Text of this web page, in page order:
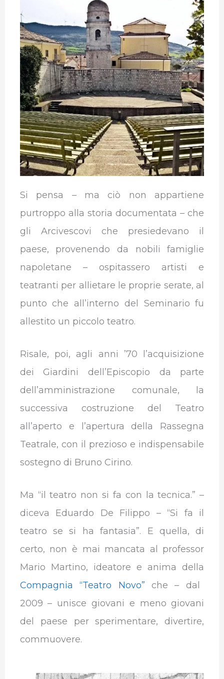
Si pensa – ma ciò non appartiene
purtroppo alla storia documentata – che
gli Arcivescovi che presiedevano il
paese, provenendo da nobili famiglie
napoletane – ospitassero artisti e
teatranti per allietare le proprie serate, al
punto che all’interno del Seminario fu
allestito un piccolo teatro.
Risale, poi, agli anni ’70 l’acquisizione
dei Giardini dell’Episcopio da parte
dell’amministrazione comunale, la
successiva costruzione del Teatro
all’aperto e l’apertura della Rassegna
Teatrale, con il prezioso e indispensabile
sostegno di Bruno Cirino.
Ma “il teatro non si fa con la tecnica.” –
diceva Eduardo De Filippo – “Si fa il
teatro se si ha fantasia”. E quella, di
certo, non è mai mancata al professor
Mario Martino, ideatore e anima della
Compagnia “Teatro Novo” che – dal
2009 – unisce giovani e meno giovani
del paese per sperimentare, divertire,
commuovere.